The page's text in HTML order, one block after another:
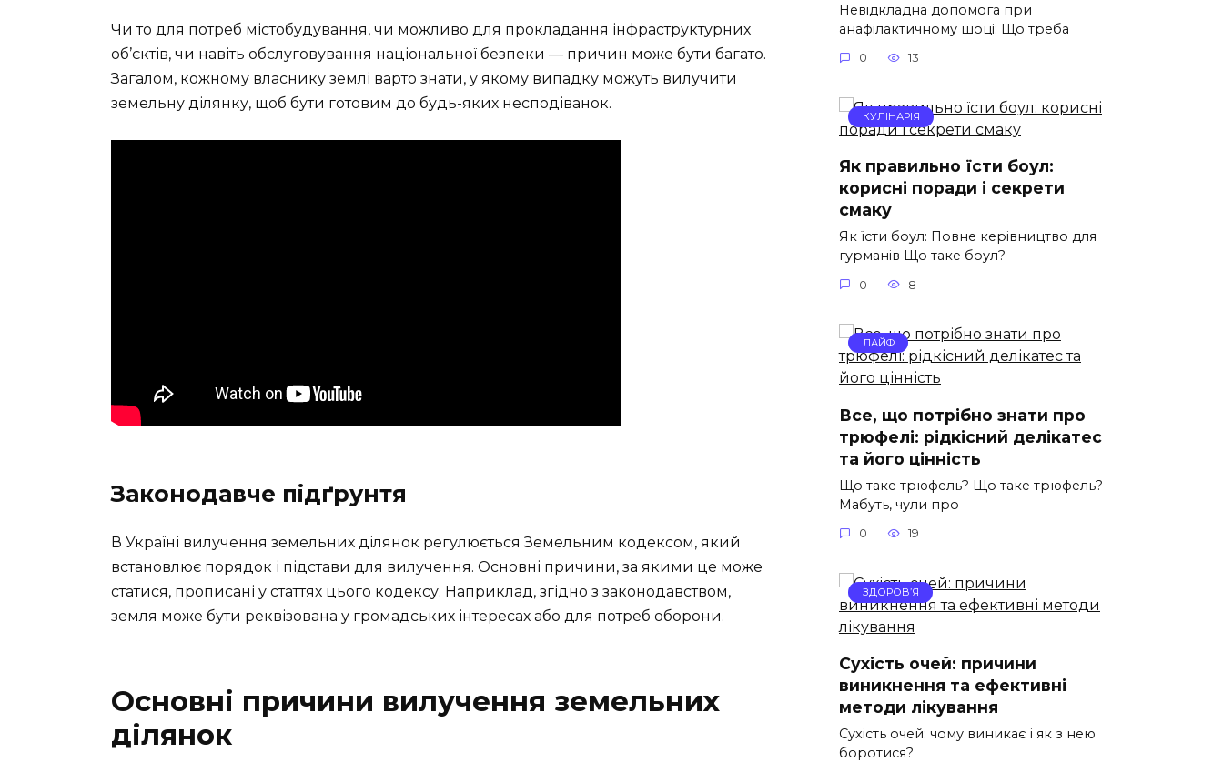
Чи то для потреб містобудування, чи можливо для прокладання інфраструктурних
об’єктів, чи навіть обслуговування національної безпеки — причин може бути багато.
Загалом, кожному власнику землі варто знати, у якому випадку можуть вилучити
земельну ділянку, щоб бути готовим до будь-яких несподіванок.
Законодавче підґрунтя
В Україні вилучення земельних ділянок регулюється Земельним кодексом, який
встановлює порядок і підстави для вилучення. Основні причини, за якими це може
статися, прописані у статтях цього кодексу. Наприклад, згідно з законодавством,
земля може бути реквізована у громадських інтересах або для потреб оборони.
Основні причини вилучення земельних
ділянок
Невідкладна допомога при
анафілактичному шоці: Що треба
0 13
КУЛІНАРІЯ
Як правильно їсти боул:
корисні поради і секрети
смаку
Як їсти боул: Повне керівництво для
гурманів Що таке боул?
0 8
ЛАЙФ
Все, що потрібно знати про
трюфелі: рідкісний делікатес
та його цінність
Що таке трюфель? Що таке трюфель?
Мабуть, чули про
0 19
ЗДОРОВ’Я
Сухість очей: причини
виникнення та ефективні
методи лікування
Сухість очей: чому виникає і як з нею
боротися?